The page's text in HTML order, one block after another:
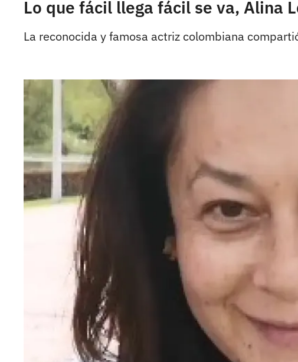
Lo que fácil llega fácil se va, Alina
La reconocida y famosa actriz colombiana